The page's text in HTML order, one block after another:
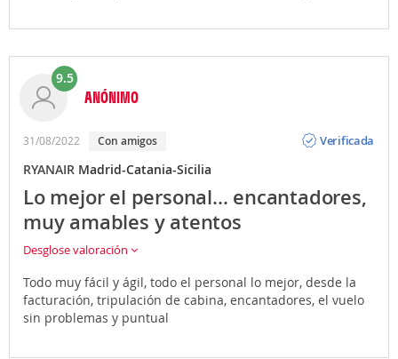
9.5
ANÓNIMO
31/08/2022 Con amigos
Verificada
RYANAIR Madrid-Catania-Sicilia
Lo mejor el personal... encantadores,
muy amables y atentos
Desglose valoración
Todo muy fácil y ágil, todo el personal lo mejor, desde la
facturación, tripulación de cabina, encantadores, el vuelo
sin problemas y puntual